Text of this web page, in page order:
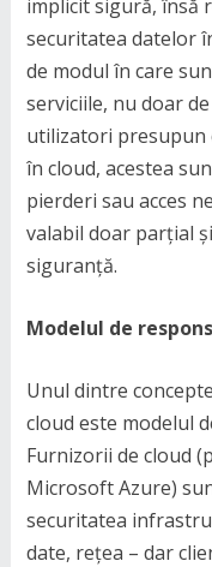
implicit sigură, însă
securitatea datelor
de modul în care
serviciile, nu doar
utilizatori presupun
în cloud, acestea
pierderi sau acces
valabil doar parțial
siguranță.
Modelul de
Unul dintre
cloud este modelul
Furnizorii de cloud
Microsoft Azure)
securitatea
date, rețea – dar